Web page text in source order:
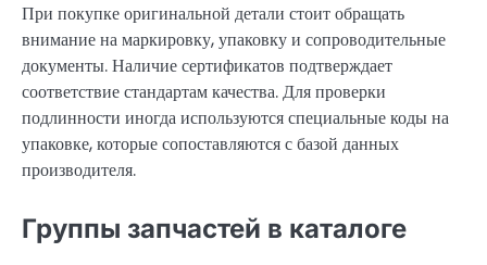
При покупке оригинальной детали стоит обращать
внимание на маркировку, упаковку и сопроводительные
документы. Наличие сертификатов подтверждает
соответствие стандартам качества. Для проверки
подлинности иногда используются специальные коды на
упаковке, которые сопоставляются с базой данных
производителя.
Группы запчастей в каталоге